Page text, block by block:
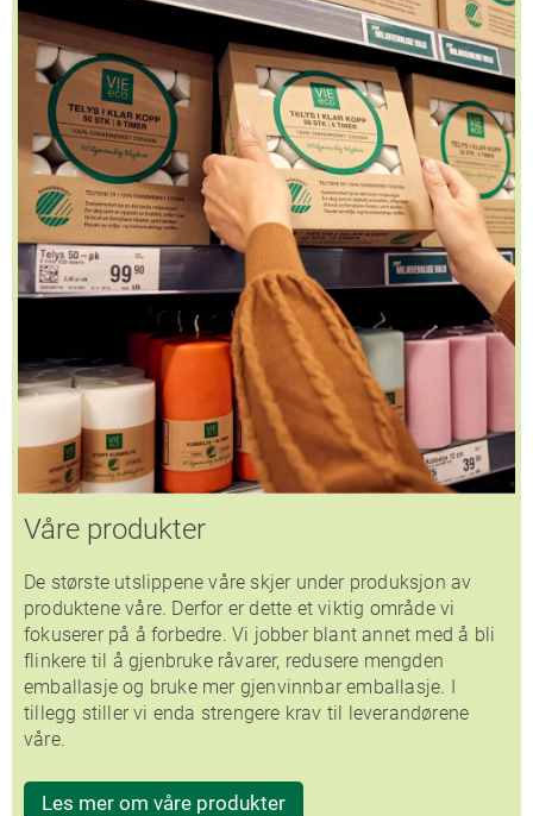
Våre produkter
De største utslippene våre skjer under produksjon av
produktene våre. Derfor er dette et viktig område vi
fokuserer på å forbedre. Vi jobber blant annet med å bli
flinkere til å gjenbruke råvarer, redusere mengden
emballasje og bruke mer gjenvinnbar emballasje. I
tillegg stiller vi enda strengere krav til leverandørene
våre.
Les mer om våre produkter